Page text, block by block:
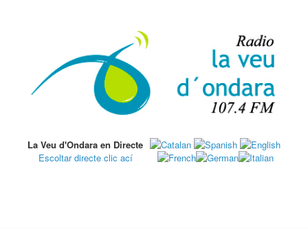
La Veu d'Ondara en Directe
Escoltar directe clic ací